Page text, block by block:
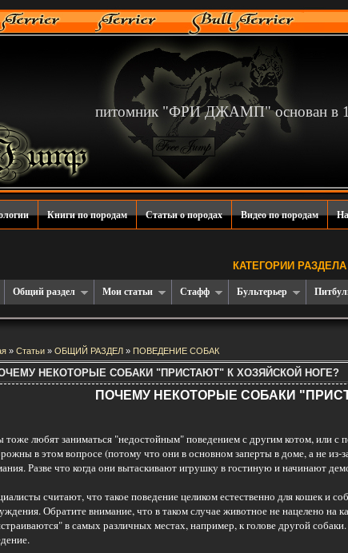
питомник "ФРИ ДЖАМП" основан в
Книги по породам Статьи о породах Видео по породам
КАТЕГОРИИ РАЗДЕЛА
Общий раздел Мои статьи Стафф Бультерьер
» Статьи» ОБЩИЙ РАЗДЕЛ » ПОВЕДЕНИЕ СОБАК
НЕКОТОРЫЕ СОБАКИ "ПРИСТАЮТ" К ХОЗЯЙСКОЙ НОГЕ?
ПОЧЕМУ НЕКОТОРЫЕ СОБАКИ
тоже любят заниматься "недостойным" поведением с другим котом, или с
в этом вопросе (потому что они в основном заперты в доме, а не из-
Разве что когда они вытаскивают игрушку в гостиную и начинают
считают, что такое поведение целиком естественно для кошек и
Обратите внимание, что в таком случае животное не нацелено на
в самых различных местах, например, к голове другой